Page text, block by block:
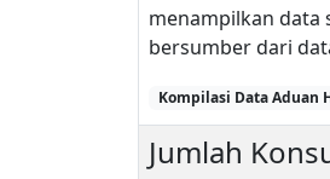
menampilkan data
bersumber dari
Kompilasi Data Aduan
Jumlah